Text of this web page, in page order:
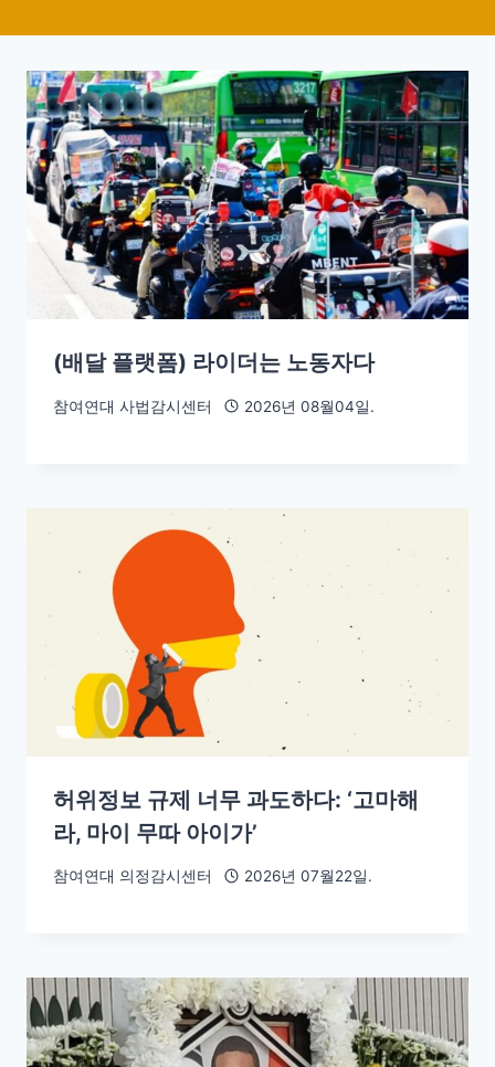
(배달 플랫폼) 라이더는 노동자다
참여연대 사법감시센터 2026년 08월04일.
허위정보 규제 너무 과도하다: ‘고마해
라, 마이 무따 아이가’
참여연대 의정감시센터 2026년 07월22일.